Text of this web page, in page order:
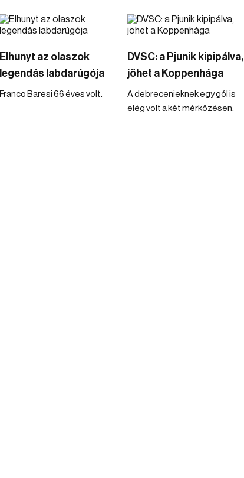
Elhunyt az olaszok
legendás labdarúgója
Franco Baresi 66 éves volt.
DVSC: a Pjunik kipipálva,
jöhet a Koppenhága
A debrecenieknek egy gól is
elég volt a két mérkőzésen.